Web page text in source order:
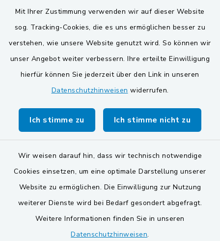
Mit Ihrer Zustimmung verwenden wir auf dieser Website
sog. Tracking-Cookies, die es uns ermöglichen besser zu
verstehen, wie unsere Website genutzt wird. So können wir
unser Angebot weiter verbessern. Ihre erteilte Einwilligung
hierfür können Sie jederzeit über den Link in unseren
Datenschutzhinweisen widerrufen.
Ich stimme zu Ich stimme nicht zu
Wir weisen darauf hin, dass wir technisch notwendige
Cookies einsetzen, um eine optimale Darstellung unserer
Website zu ermöglichen. Die Einwilligung zur Nutzung
weiterer Dienste wird bei Bedarf gesondert abgefragt.
Weitere Informationen finden Sie in unseren
Datenschutzhinweisen.
BayernPortal
Gemeinden der
Verwaltungsgemeinschaft
Gemeinde Schwarzach bei Nabburg
Markt Schwarzenfeld
Gemeinde Stulln
Barrierefreiheit